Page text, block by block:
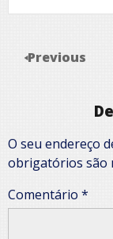
Previous
O seu endereço
obrigatórios são
Comentário *